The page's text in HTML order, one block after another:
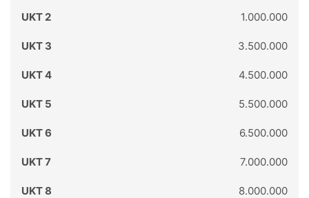
1.000.000
3.500.000
4.500.000
5.500.000
6.500.000
7.000.000
8.000.000